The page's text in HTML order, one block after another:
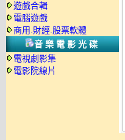
遊戲合輯
電腦遊戲
商用.財經.股票軟體
音樂電影光碟
電視劇影集
電影院線片